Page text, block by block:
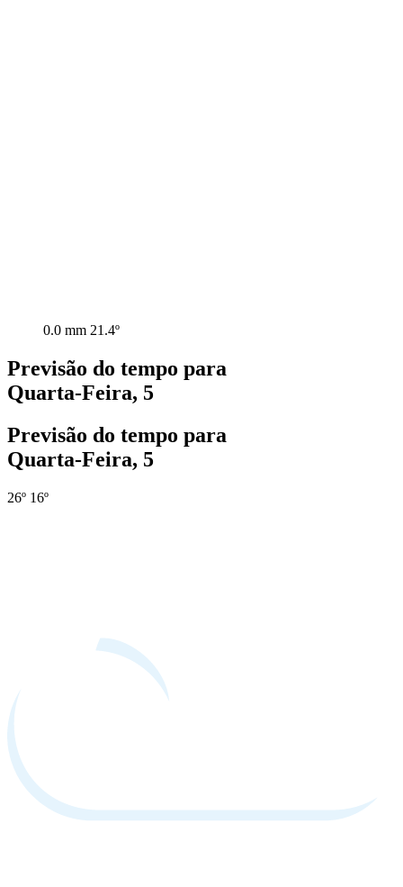
0.0 mm 21.4º
Previsão do tempo para
Quarta-Feira, 5
Previsão do tempo para
Quarta-Feira, 5
26º 16º